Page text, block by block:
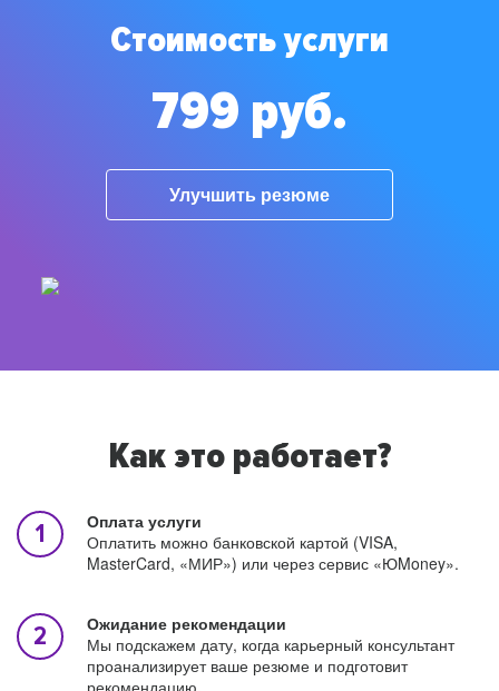
Стоимость услуги
799 руб.
Улучшить резюме
Как это работает?
Оплата услуги
Оплатить можно банковской картой (VISA,
MasterCard, «МИР») или через сервис «ЮMoney».
Ожидание рекомендации
Мы подскажем дату, когда карьерный консультант
проанализирует ваше резюме и подготовит
рекомендацию.